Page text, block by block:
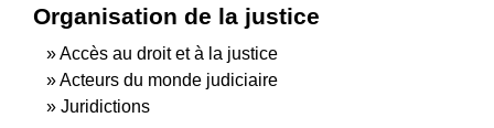
Organisation de la justice
Accès au droit et à la justice
Acteurs du monde judiciaire
Juridictions